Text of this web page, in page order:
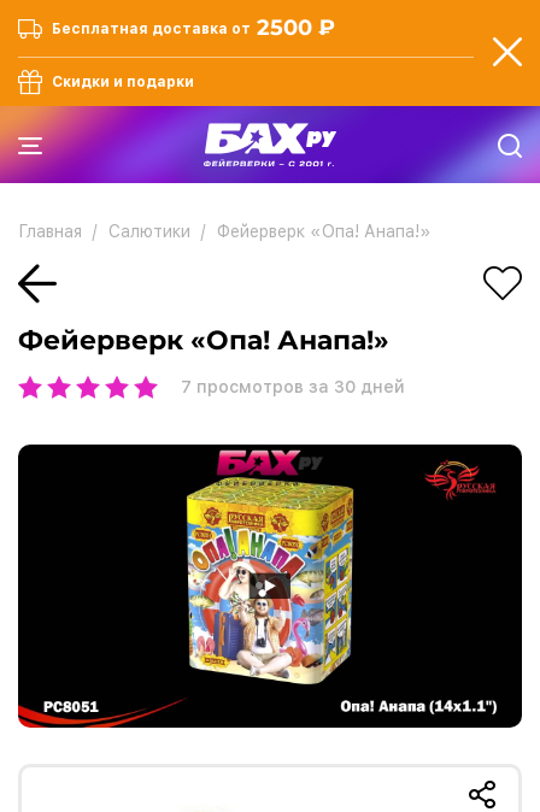
Бесплатная доставка от 2500 ₽
Скидки и подарки
Главная Салютики Фейерверк «Опа! Анапа!»
Фейерверк «Опа! Анапа!»
7 просмотров за 30 дней